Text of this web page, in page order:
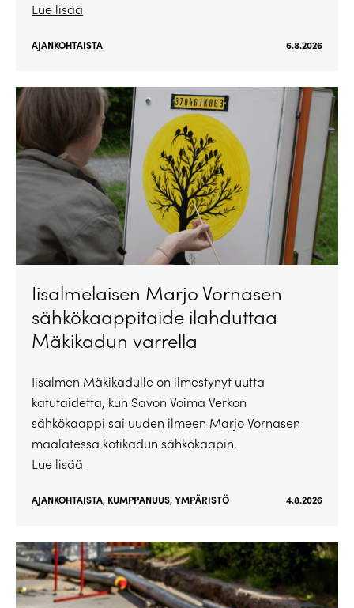
Lue lisää
AJANKOHTAISTA 6.8.2026
Iisalmelaisen Marjo Vornasen
sähkökaappitaide ilahduttaa
Mäkikadun varrella
Iisalmen Mäkikadulle on ilmestynyt uutta
katutaidetta, kun Savon Voima Verkon
sähkökaappi sai uuden ilmeen Marjo Vornasen
maalatessa kotikadun sähkökaapin.
Lue lisää
AJANKOHTAISTA, KUMPPANUUS,YMPÄRISTÖ 4.8.2026